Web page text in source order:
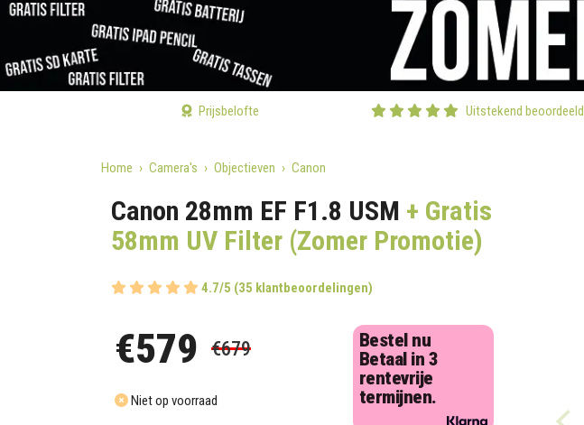
Prijsbelofte Uitstekend beoordeeld
Home Camera's Objectieven Canon
Canon 28mm EF F1.8 USM + Gratis
58mm UV Filter (Zomer Promotie)
4.7/5 (35 klantbeoordelingen)
€579 €679
Niet op voorraad
Bestel nu
Betaal in 3
rentevrije
termijnen.